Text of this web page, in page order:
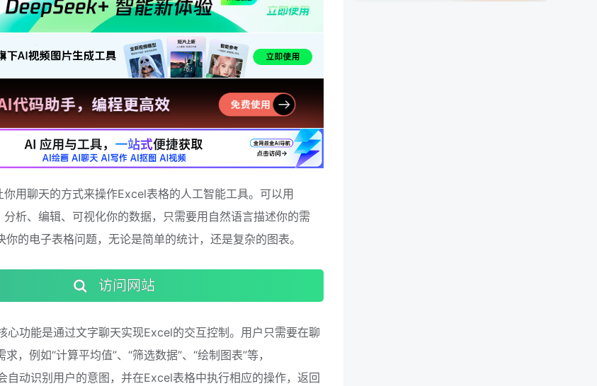
用聊天的方式来操作Excel表格的人工智能工具。可以用
析、编辑、可视化你的数据，只需要用自然语言描述你的需
你的电子表格问题，无论是简单的统计，还是复杂的图表。
访问网站
心功能是通过文字聊天实现Excel的交互控制。用户只需要在聊
，例如“计算平均值”、“筛选数据”、“绘制图表”等，
自动识别用户的意图，并在Excel表格中执行相应的操作，返回